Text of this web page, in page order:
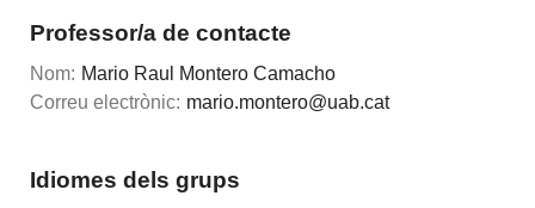
Professor/a de contacte
Nom: Mario Raul Montero Camacho
Correu electrònic: mario.montero@uab.cat
Idiomes dels grups